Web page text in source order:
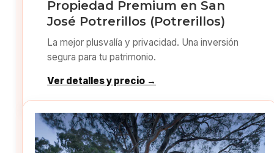
Propiedad Premium en San
José Potrerillos (Potrerillos)
La mejor plusvalía y privacidad. Una inversión
segura para tu patrimonio.
Ver detalles y precio →